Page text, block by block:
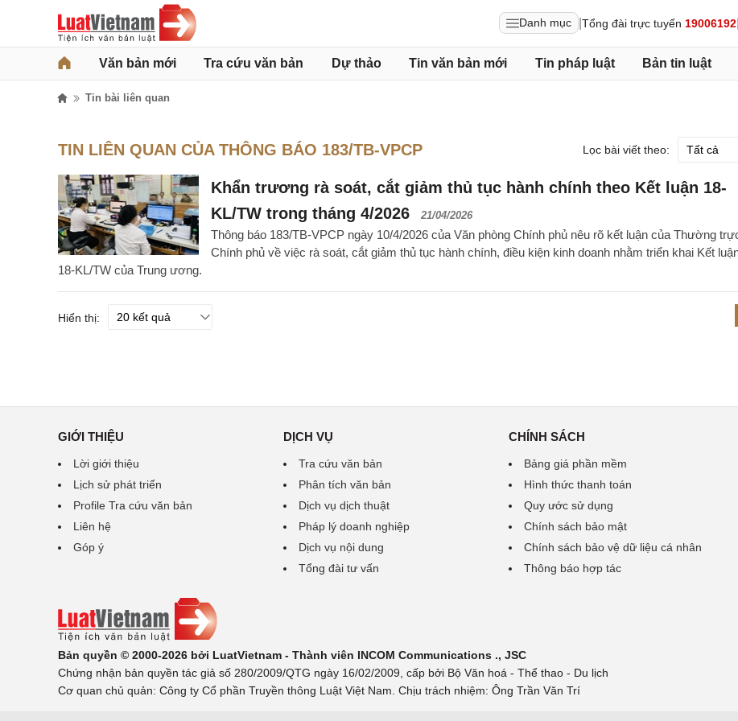
Danh mục Tổng đài trực tuyến 19006192
Văn bản mới Tra cứu văn bản Dự thảo Tin văn bản mới Tin pháp luật Bản tin luật
Tin bài liên quan
TIN LIÊN QUAN CỦA THÔNG BÁO 183/TB-VPCP Lọc bài viết theo:
Khẩn trương rà soát, cắt giảm thủ tục hành chính theo Kết luận 18-
KL/TW trong tháng 4/2026
21/04/2026
Thông báo 183/TB-VPCP ngày 10/4/2026 của Văn phòng Chính phủ nêu rõ kết luận của Thường
Chính phủ về việc rà soát, cắt giảm thủ tục hành chính, điều kiện kinh doanh nhằm triển khai Kết
18-KL/TW của Trung ương.
Hiển thị:
GIỚI THIỆU
Lời giới thiệu
Lịch sử phát triển
Profile Tra cứu văn bản
Liên hệ
Góp ý
DỊCH VỤ
Tra cứu văn bản
Phân tích văn bản
Dịch vụ dịch thuật
Pháp lý doanh nghiệp
Dịch vụ nội dung
Tổng đài tư vấn
CHÍNH SÁCH
Bảng giá phần mềm
Hình thức thanh toán
Quy ước sử dụng
Chính sách bảo mật
Chính sách bảo vệ dữ liệu cá nhân
Thông báo hợp tác
Bản quyền © 2000-2026 bởi LuatVietnam - Thành viên INCOM Communications ., JSC
Chứng nhận bản quyền tác giả số 280/2009/QTG ngày 16/02/2009, cấp bởi Bộ Văn hoá - Thể thao - Du lịch
Cơ quan chủ quản: Công ty Cổ phần Truyền thông Luật Việt Nam. Chịu trách nhiệm: Ông Trần Văn Trí